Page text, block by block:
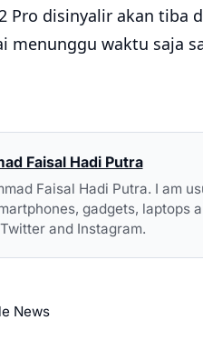
Pro disinyalir akan tiba
menunggu waktu saja
Faisal Hadi Putra
Faisal Hadi Putra. I am
gadgets, laptops
and Instagram.
News